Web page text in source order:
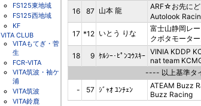
FS125東地域
FS125西地域
KF
VITA CLUB
VITAもてぎ・菅
生
FCR-VITA
VITA筑波・袖ケ
浦
VITA筑波
VITA鈴鹿
16 87 山本 龍
ARF☆お先に
Autolook
17 *12 いとう りな
富士山静岡レ
クボタモータ
18 9 ｹﾙｼｰ･ﾋﾟﾝｺｳｽｷｰ VINIA KDDP
nat team
---- 以上基準タ
-
57 ｼﾞｬｵ ﾕﾝﾁｪﾝ
ATEAM Buzz
Buzz Racing